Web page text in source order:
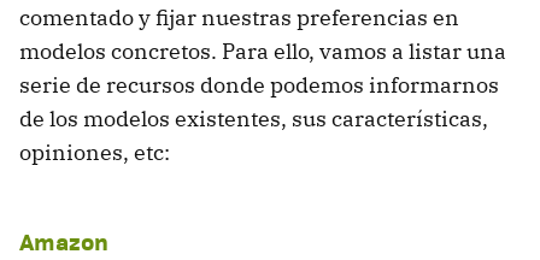
comentado y fijar nuestras preferencias en
modelos concretos. Para ello, vamos a listar una
serie de recursos donde podemos informarnos
de los modelos existentes, sus características,
opiniones, etc:
Amazon